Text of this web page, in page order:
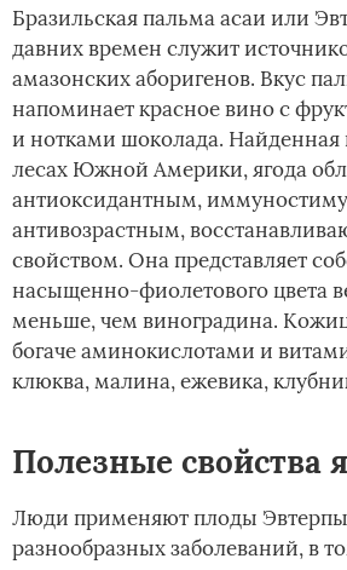
Бразильская пальма асаи или
давних времен служит
амазонских аборигенов. Вкус
напоминает красное вино с
и нотками шоколада. Найденная
лесах Южной Америки, ягода
антиоксидантным,
антивозрастным,
свойством. Она представляет
насыщенно-фиолетового цвета
меньше, чем виноградина.
богаче аминокислотами и
клюква, малина, ежевика,
Полезные свойства
Люди применяют плоды Эвтерпы
разнообразных заболеваний, в